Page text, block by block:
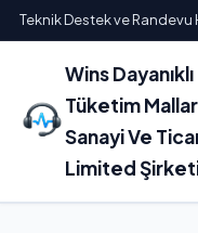
Teknik Destek ve Randevu
Wins Dayanıklı
Tüketim
Sanayi Ve
Limited